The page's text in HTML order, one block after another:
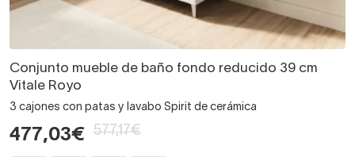
Conjunto mueble de baño fondo reducido 39 cm
Vitale Royo
3 cajones con patas y lavabo Spirit de cerámica
477,03€ 577,17€